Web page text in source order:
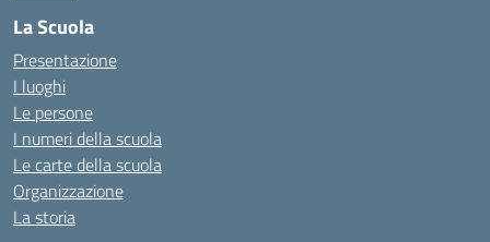
La Scuola
Presentazione
I luoghi
Le persone
I numeri della scuola
Le carte della scuola
Organizzazione
La storia